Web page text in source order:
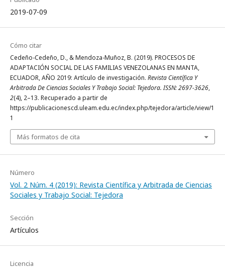
2019-07-09
Cómo citar
Cedeño-Cedeño, D., & Mendoza-Muñoz, B. (2019). PROCESOS DE
ADAPTACIÓN SOCIAL DE LAS FAMILIAS VENEZOLANAS EN MANTA,
ECUADOR, AÑO 2019: Artículo de investigación. Revista Científica Y
Arbitrada De Ciencias Sociales Y Trabajo Social: Tejedora. ISSN: 2697-3626,
2(4), 2–13. Recuperado a partir de
https://publicacionescd.uleam.edu.ec/index.php/tejedora/article/view/1
1
Más formatos de cita
Número
Vol. 2 Núm. 4 (2019): Revista Científica y Arbitrada de Ciencias
Sociales y Trabajo Social: Tejedora
Sección
Artículos
Licencia